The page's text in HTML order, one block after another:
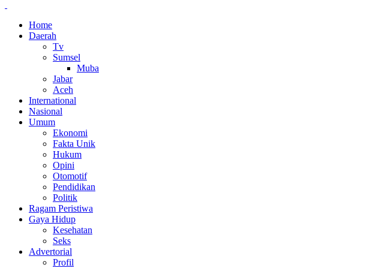
Home
Daerah
Tv
Sumsel
Muba
Jabar
Aceh
International
Nasional
Umum
Ekonomi
Fakta Unik
Hukum
Opini
Otomotif
Pendidikan
Politik
Ragam Peristiwa
Gaya Hidup
Kesehatan
Seks
Advertorial
Profil